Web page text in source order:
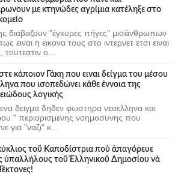
με κτηνώδες αγρίμια κατέληξε στο
διαβαζουν "έγκυρες πήγες" μισάνθρωπων
ειναι η εικονα τους στο ιντερνετ ετσι ειναι
ο...
κάποιον Γάκη που ειναι δείγμα του μέσου
που ισοπεδώνει κάθε έννοια της
λογικής
δειγμα δηδεν φωστηρα νεοελληνα και
" περιορισμενης νοημοσυνης που
για "ναζι" κ...
τοῦ Καποδίστρια ποὺ ἀπαγόρευε
ὑπαλλήλους τοῦ Ἑλληνικοῦ Δημοσίου νὰ